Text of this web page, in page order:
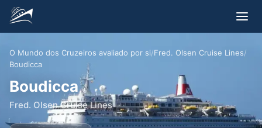
O Mundo dos Cruzeiros avaliado por si/Fred. Olsen Cruise Lines/
Boudicca
Boudicca
Fred. Olsen Cruise Lines